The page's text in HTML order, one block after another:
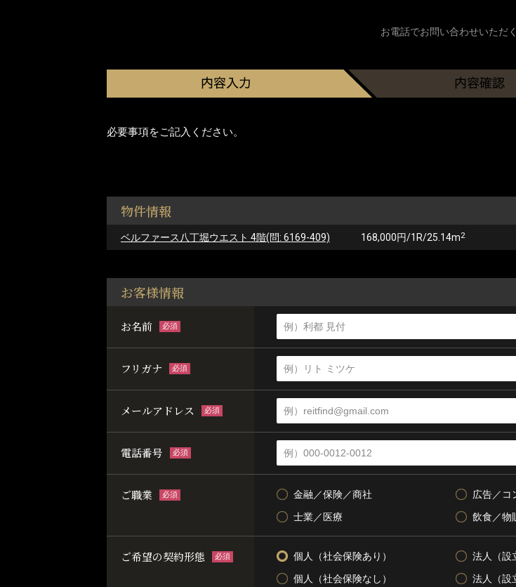
お電話でお問い合わせいただ
必要事項をご記入ください。
物件情報
ベルファース八丁堀ウエスト 4階(問: 6169-409) 168,000円/1R/25.14m2
お客様情報
お名前 必須
フリガナ 必須
メールアドレス 必須
電話番号 必須
ご職業 必須 金融／保険／商社 広告／コ
士業／医療
飲食／物
ご希望の契約形態 必須 個人（社会保険あり） 法人（設
個人（社会保険なし）
法人（設